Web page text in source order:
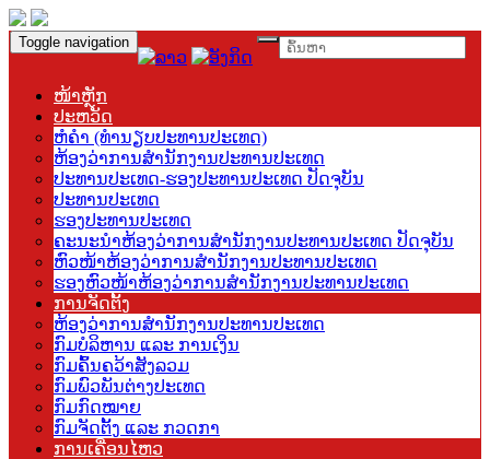
Toggle navigation
ໜ້າຫຼັກ
ປະຫວັດ
ຫໍຄຳ (ທຳນຽບປະທານປະເທດ)
ຫ້ອງວ່າການສຳນັກງານປະທານປະເທດ
ປະທານປະເທດ-ຮອງປະທານປະເທດ ປັດຈຸບັນ
ປະທານປະເທດ
ຮອງປະທານປະເທດ
ຄະນະນຳຫ້ອງວ່າການສຳນັກງານປະທານປະເທດ ປັດຈຸບັນ
ຫົວໜ້າຫ້ອງວ່າການສຳນັກງານປະທານປະເທດ
ຮອງຫົວໜ້າຫ້ອງວ່າການສຳນັກງານປະທານປະເທດ
ການຈັດຕັ້ງ
ຫ້ອງວ່າການສຳນັກງານປະທານປະເທດ
ກົມບໍລິຫານ ແລະ ການເງິນ
ກົມຄົ້ນຄວ້າສັງລວມ
ກົມພົວພັນຕ່າງປະເທດ
ກົມກົດໝາຍ
ກົມຈັດຕັ້ງ ແລະ ກວດກາ
ການເຄື່ອນໄຫວ